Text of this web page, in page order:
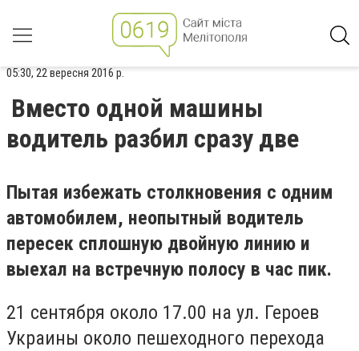
05:30, 22 вересня 2016 р.
Вместо одной машины
водитель разбил сразу две
Пытая избежать столкновения с одним
автомобилем, неопытный водитель
пересек сплошную двойную линию и
выехал на встречную полосу в час пик.
21 сентября около 17.00 на ул. Героев
Украины около пешеходного перехода